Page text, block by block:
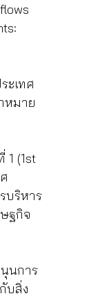
ะเทศ
หมาย
(1st
บริหาร
ฐกิจ
นการ
บสิ่ง